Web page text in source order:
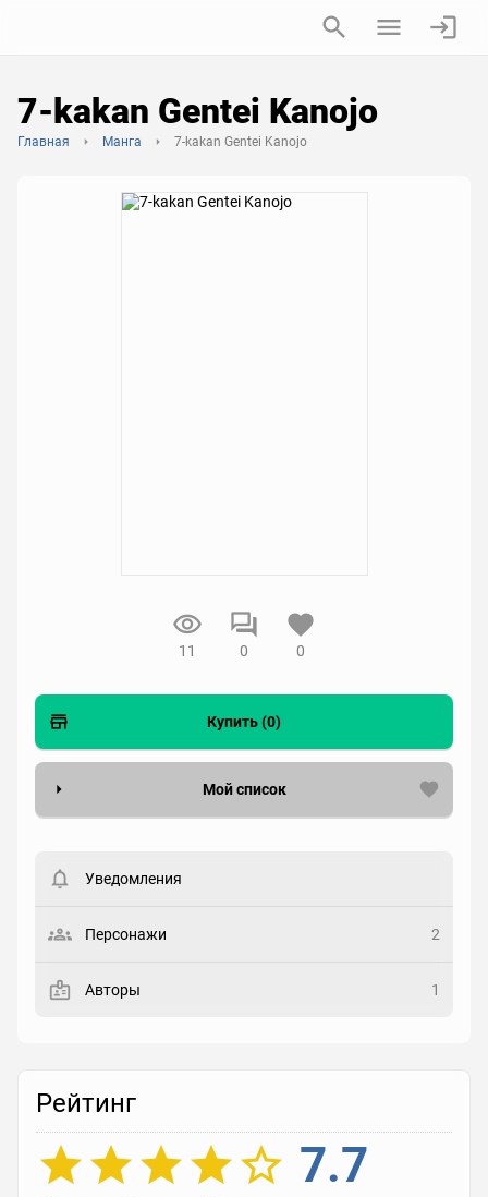
7-kakan Gentei Kanojo
Главная Манга 7-kakan Gentei Kanojo
11 0 0
Купить (0)
Мой список
Статус
Реакция
Выберите реакцию
Уведомления
Персонажи 2
Авторы 1
Рейтинг
7.7